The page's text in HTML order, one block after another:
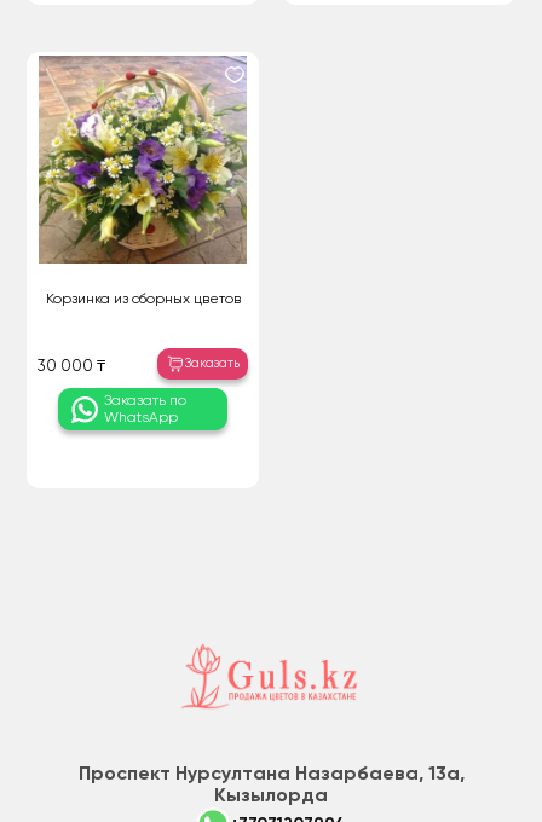
Корзинка из сборных цветов
30 000 ₸ Заказать
Заказать по
WhatsApp
Проспект Нурсултана Назарбаева, 13а,
Кызылорда